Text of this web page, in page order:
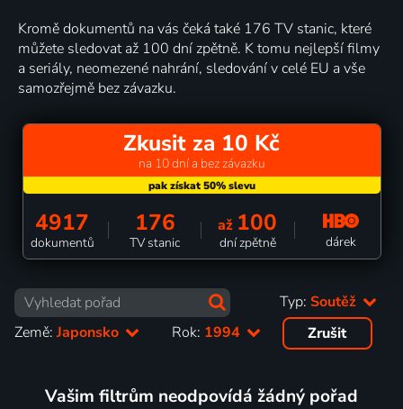
Kromě dokumentů na vás čeká také 176 TV stanic, které
můžete sledovat až 100 dní zpětně. K tomu nejlepší filmy
a seriály, neomezené nahrání, sledování v celé EU a vše
samozřejmě bez závazku.
Zkusit za 10 Kč
na 10 dní a bez závazku
4917
dokumentů
176
TV stanic
až 100
dní zpětně dárek
Typ: Soutěž
Země: Japonsko Rok: 1994 Zrušit
Vašim filtrům neodpovídá žádný pořad